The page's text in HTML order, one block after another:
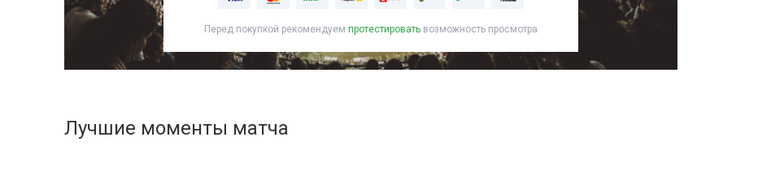
Перед покупкой рекомендуем протестировать возможность просмотра
Лучшие моменты матча